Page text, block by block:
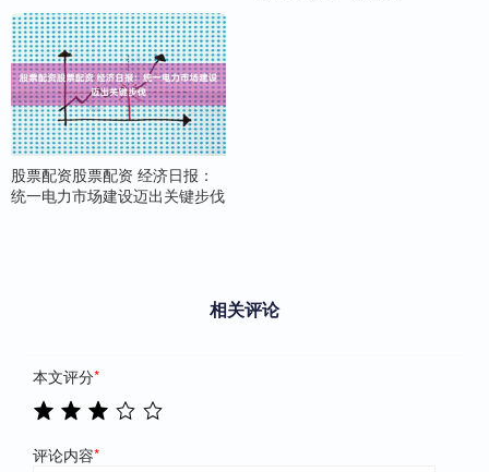
股票配资股票配资 经济日报：
统一电力市场建设迈出关键步伐
相关评论
本文评分*
评论内容*